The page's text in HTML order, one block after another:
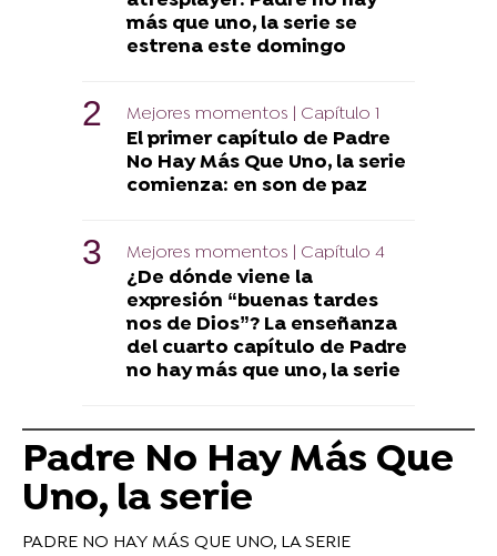
más que uno, la serie se
estrena este domingo
Mejores momentos | Capítulo 1
El primer capítulo de Padre
No Hay Más Que Uno, la serie
comienza: en son de paz
Mejores momentos | Capítulo 4
¿De dónde viene la
expresión “buenas tardes
nos de Dios”? La enseñanza
del cuarto capítulo de Padre
no hay más que uno, la serie
Padre No Hay Más Que
Uno, la serie
PADRE NO HAY MÁS QUE UNO, LA SERIE